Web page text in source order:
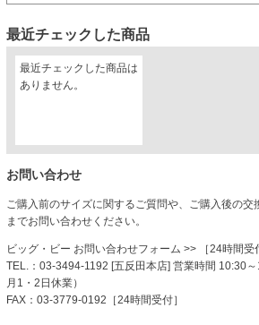
最近チェックした商品
最近チェックした商品は
ありません。
お問い合わせ
ご購入前のサイズに関するご質問や、ご購入後の交
までお問い合わせください。
ビッグ・ビー お問い合わせフォーム >> ［24時間受
TEL.：03-3494-1192 [五反田本店] 営業時間 10:30
月1・2日休業）
FAX：03-3779-0192［24時間受付］